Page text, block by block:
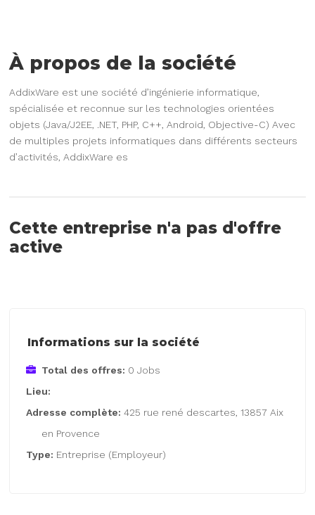
À propos de la société
AddixWare est une société d’ingénierie informatique,
spécialisée et reconnue sur les technologies orientées
objets (Java/J2EE, .NET, PHP, C++, Android, Objective-C) Avec
de multiples projets informatiques dans différents secteurs
d’activités, AddixWare es
Cette entreprise n'a pas d'offre
active
Informations sur la société
Total des offres: 0 Jobs
Lieu:
Adresse complète:425 rue rené descartes, 13857 Aix
en Provence
Type: Entreprise (Employeur)